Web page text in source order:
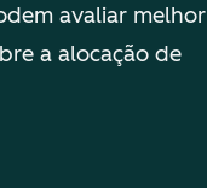
avaliar melhor
a alocação de